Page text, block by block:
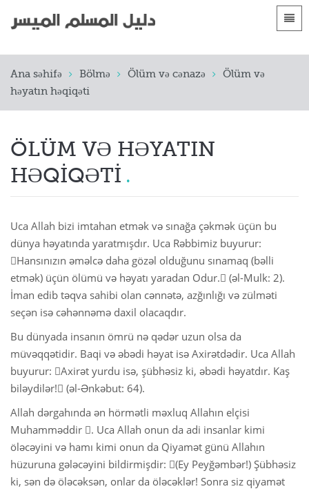
Giriş
الأقسام
Shqip
Bosanski
English
Français
Hausa
Bahasa Indonesia
Қазақ
فارسی
Русский
Somali
Kiswahili
Türkçe
Ana səhifə Bölmə Ölüm və cənazə
Ölüm və
həyatın həqiqəti
ÖLÜM VƏ HƏYATIN
HƏQIQƏTI
Uca Allah bizi imtahan etmək və sınağa çəkmək üçün bu
dünya həyatında yaratmışdır. Uca Rəbbimiz buyurur:
Hansınızın əməlcə daha gözəl olduğunu sınamaq (bəlli
etmək) üçün ölümü və həyatı yaradan Odur. (əl-Mulk: 2).
İman edib təqva sahibi olan cənnətə, azğınlığı və zülməti
seçən isə cəhənnəmə daxil olacaqdır.
Bu dünyada insanın ömrü nə qədər uzun olsa da
müvəqqətidir. Baqi və əbədi həyat isə Axirətdədir. Uca Allah
buyurur: Axirət yurdu isə, şübhəsiz ki, əbədi həyatdır. Kaş
biləydilər! (əl-Ənkəbut: 64).
Allah dərgahında ən hörmətli məxluq Allahın elçisi
Muhamməddir . Uca Allah onun da adi insanlar kimi
öləcəyini və hamı kimi onun da Qiyamət günü Allahın
hüzuruna gələcəyini bildirmişdir: (Ey Peyğəmbər!) Şübhəsiz
ki, sən də öləcəksən, onlar da öləcəklər! Sonra siz qiyamət